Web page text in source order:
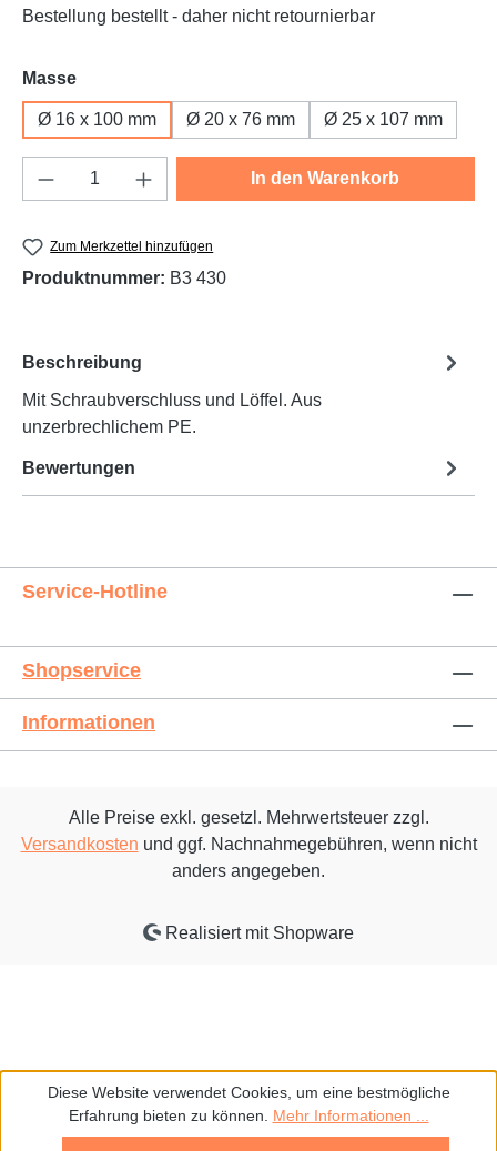
Bestellung bestellt - daher nicht retournierbar
Masseauswählen
Ø 16 x 100 mm Ø 20 x 76 mm Ø 25 x 107 mm
Produkt Anzahl: Gib den gewünschten
In den Warenkorb
Zum Merkzettel hinzufügen
Produktnummer: B3 430
Beschreibung
Mit Schraubverschluss und Löffel. Aus
unzerbrechlichem PE.
Bewertungen
Service-Hotline
Shopservice
Informationen
Alle Preise exkl. gesetzl. Mehrwertsteuer zzgl.
Versandkosten und ggf. Nachnahmegebühren, wenn nicht
anders angegeben.
Realisiert mit Shopware
Diese Website verwendet Cookies, um eine bestmögliche
Erfahrung bieten zu können. Mehr Informationen ...